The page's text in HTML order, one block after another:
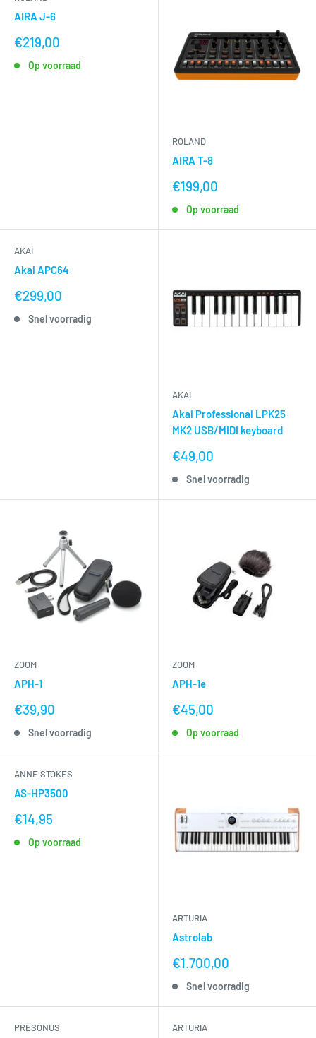
AIRA J-6
nu
€219,00
Op voorraad
ROLAND
AIRA T-8
nu
€199,00
Op voorraad
AKAI
Akai APC64
nu
€299,00
Snel voorradig
AKAI
Akai Professional LPK25
MK2 USB/MIDI keyboard
nu
€49,00
Snel voorradig
ZOOM
APH-1
nu
€39,90
Snel voorradig
ZOOM
APH-1e
nu
€45,00
Op voorraad
ANNE STOKES
AS-HP3500
nu
€14,95
Op voorraad
ARTURIA
Astrolab
nu
€1.700,00
Snel voorradig
PRESONUS ARTURIA